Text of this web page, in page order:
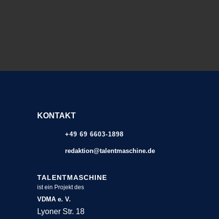
KONTAKT
+49 69 6603-1898
redaktion@talentmaschine.de
TALENTMASCHINE
ist ein Projekt des
VDMA e. V.
Lyoner Str. 18